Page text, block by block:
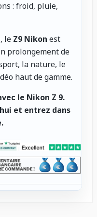
: froid, pluie,
le Z9 Nikon est
prolongement de
la nature, le
haut de gamme.
le Nikon Z 9.
et entrez dans